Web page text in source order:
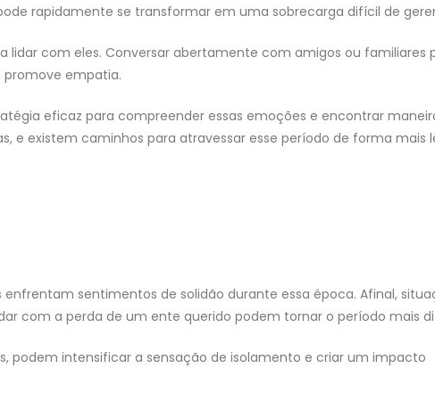
rapidamente se transformar em uma sobrecarga difícil de
lidar com eles. Conversar abertamente com amigos ou familiares
promove empatia.
eficaz para compreender essas emoções e encontrar
e existem caminhos para atravessar esse período de forma mais
sentimentos de solidão durante essa época. Afinal,
com a perda de um ente querido podem tornar o período mais
podem intensificar a sensação de isolamento e criar um impacto